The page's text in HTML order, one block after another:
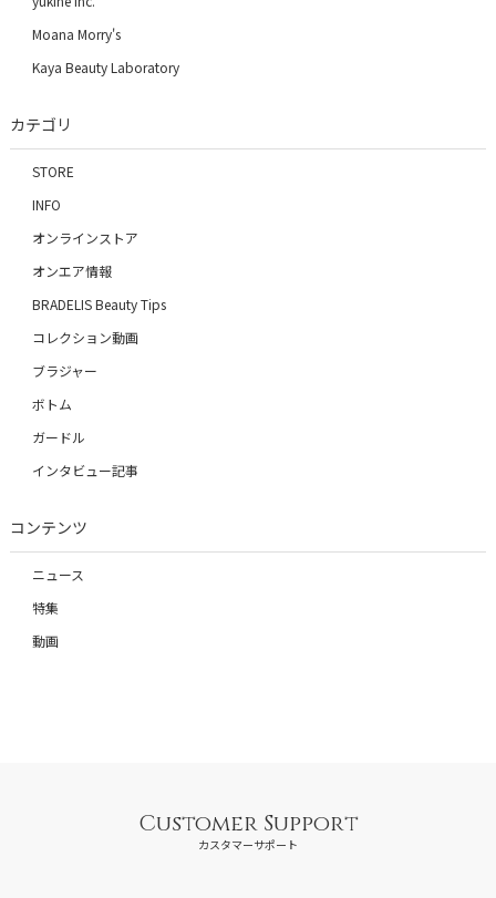
Moana Morry's
Kaya Beauty Laboratory
カテゴリ
STORE
INFO
オンラインストア
オンエア情報
BRADELIS Beauty Tips
コレクション動画
ブラジャー
ボトム
ガードル
インタビュー記事
コンテンツ
ニュース
特集
動画
Customer Support
カスタマーサポート